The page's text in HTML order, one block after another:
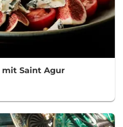
mit Saint Agur